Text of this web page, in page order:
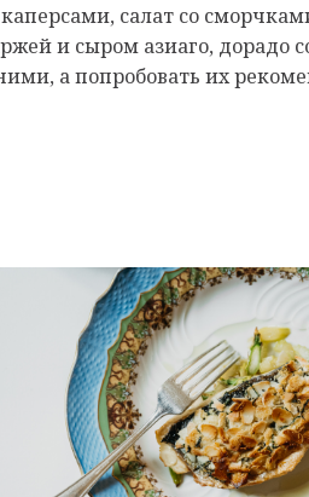
салат со
и сыром азиаго,
а попробовать их